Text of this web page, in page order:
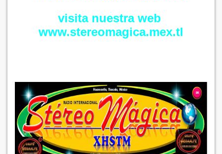
visita nuestra web
​​www.stereomagica.mex.tl